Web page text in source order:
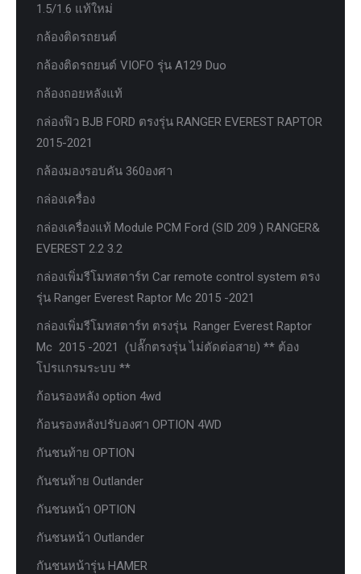
1.5/1.6 แท้ใหม่
กล้องติดรถยนต์
กล้องติดรถยนต์ VIOFO รุ่น A129 Duo
กล้องถอยหลังแท้
กล่องฟิว BJB FORD ตรงรุ่น RANGER EVEREST RAPTOR
2015-2021
กล้องมองรอบคัน 360องศา
กล่องเครื่อง
กล่องเครื่องแท้ Module PCM Ford (SID 209 ) RANGER&
EVEREST 2.2 3.2
กล่องเพิ่มรีโมทสตาร์ท Car remote control system ตรง
รุ่น Ranger Everest Raptor Mc 2015 -2021
กล่องเพิ่มรีโมทสตาร์ท ตรงรุ่น Ranger Everest Raptor
Mc 2015 -2021 (ปลั๊กตรงรุ่น ไม่ตัดต่อสาย) ** ต้อง
โปรแกรมระบบ **
ก้อนรองหลัง option 4wd
ก้อนรองหลังปรับองศา OPTION 4WD
กันชนท้าย OPTION
กันชนท้าย Outlander
กันชนหน้า OPTION
กันชนหน้า Outlander
กันชนหน้ารุ่น HAMER